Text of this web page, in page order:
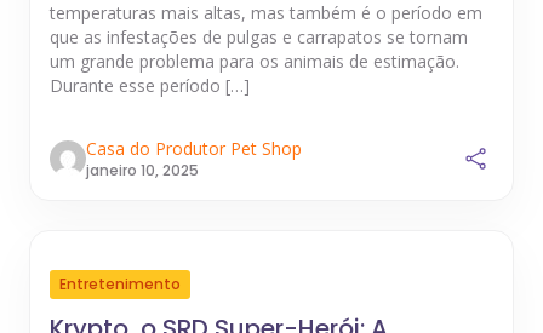
temperaturas mais altas, mas também é o período em
que as infestações de pulgas e carrapatos se tornam
um grande problema para os animais de estimação.
Durante esse período […]
Casa do Produtor Pet Shop
janeiro 10, 2025
Entretenimento